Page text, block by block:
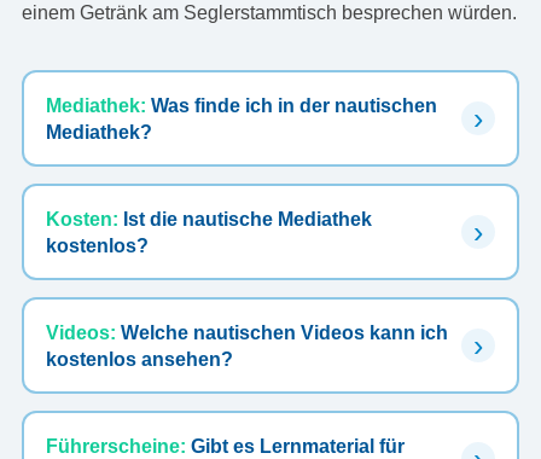
einem Getränk am Seglerstammtisch besprechen würden.
Mediathek: Was finde ich in der nautischen
Mediathek?
Kosten: Ist die nautische Mediathek
kostenlos?
Videos: Welche nautischen Videos kann ich
kostenlos ansehen?
Führerscheine: Gibt es Lernmaterial für